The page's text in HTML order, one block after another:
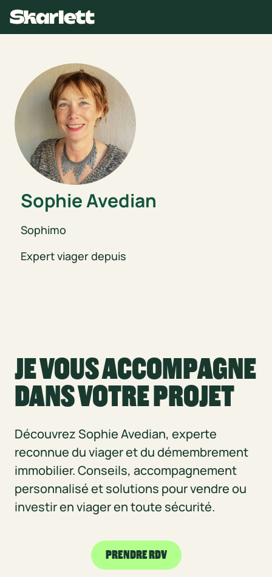
SophieAvedian
Sophimo
Expert viager depuis
JE VOUS ACCOMPAGNE
DANS VOTRE PROJET
Découvrez Sophie Avedian, experte
reconnue du viager et du démembrement
immobilier. Conseils, accompagnement
personnalisé et solutions pour vendre ou
investir en viager en toute sécurité.
PRENDRE RDV